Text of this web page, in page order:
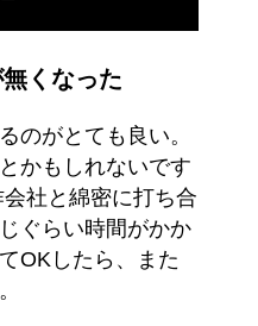
くなった
のがとても良い。
かもしれないです
社と綿密に打ち合
ぐらい時間がかか
OKしたら、また